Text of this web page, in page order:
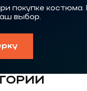
Контакты
покупке
выбор.